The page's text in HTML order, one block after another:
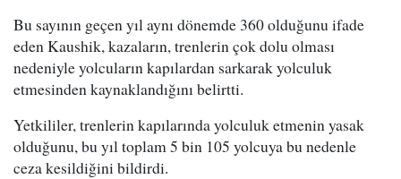
Bu sayının geçen yıl aynı dönemde 360 olduğunu ifade
eden Kaushik, kazaların, trenlerin çok dolu olması
nedeniyle yolcuların kapılardan sarkarak yolculuk
etmesinden kaynaklandığını belirtti.
Yetkililer, trenlerin kapılarında yolculuk etmenin yasak
olduğunu, bu yıl toplam 5 bin 105 yolcuya bu nedenle
ceza kesildiğini bildirdi.